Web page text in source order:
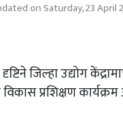
on Saturday, 23 April
जिल्हा उद्योग
प्रशिक्षण